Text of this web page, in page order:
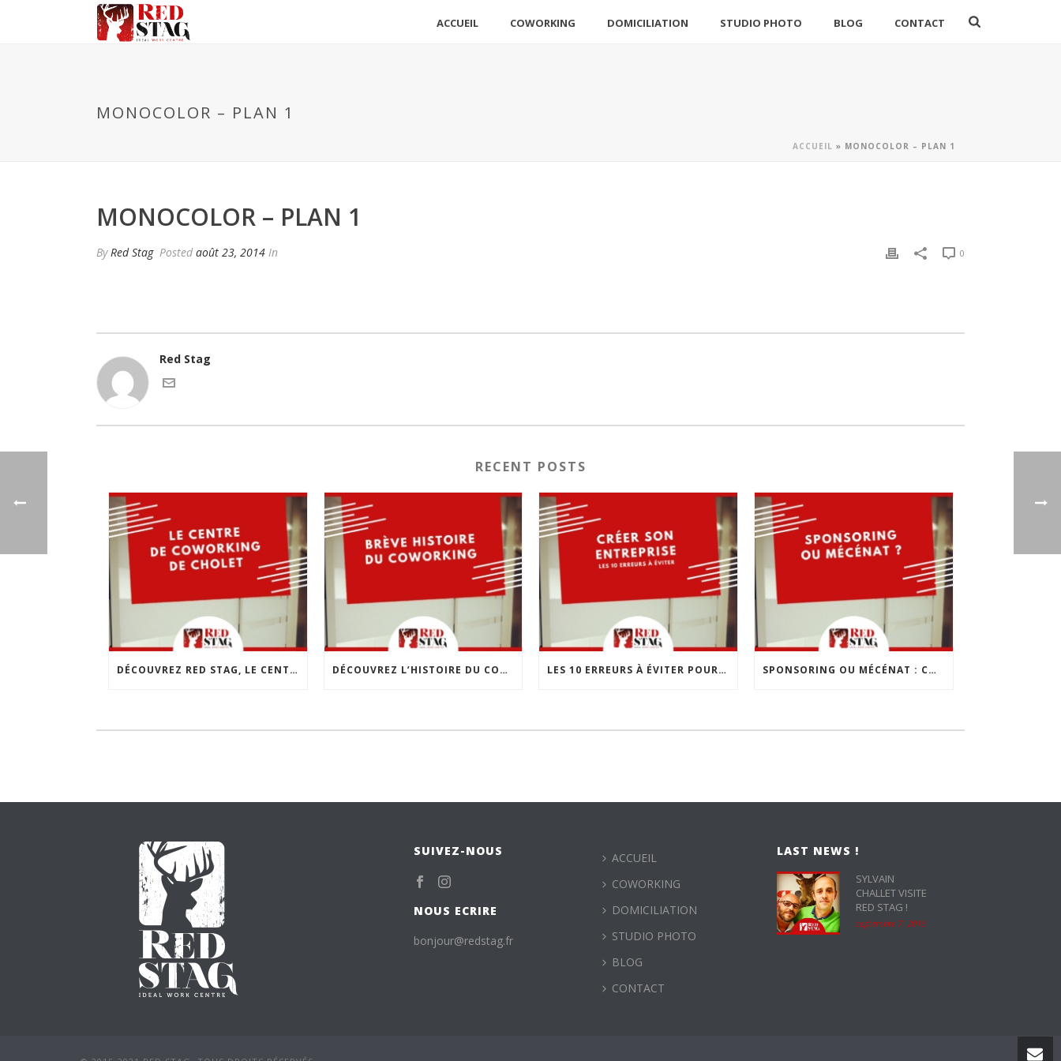
ACCUEIL COWORKING DOMICILIATION STUDIO PHOTO BLOG CONTACT
MONOCOLOR – PLAN 1
ACCUEIL » MONOCOLOR – PLAN 1
MONOCOLOR – PLAN 1
ByRed Stag Posted août 23, 2014 In 0
Red Stag
RECENT POSTS
DÉCOUVREZ RED STAG, LE CENTRE DE COWORKING DE CHOLET DÉCOUVREZ L’HISTOIRE DU COWORKING : UNE RÉVOLUTION DANS LE MONDE DU TRAVAIL LES 10 ERREURS À ÉVITER POUR CRÉER SON ENTREPRISE SPONSORING OU MÉCÉNAT : COMMENT CHOISIR ?
SUIVEZ-NOUS
NOUS ECRIRE
bonjour@redstag.fr
ACCUEIL
COWORKING
DOMICILIATION
STUDIO PHOTO
BLOG
CONTACT
LAST NEWS !
SYLVAIN
CHALLET VISITE
RED STAG !
septembre 7, 2015